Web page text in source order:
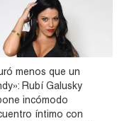
menos que un
Rubí Galusky
incómodo
íntimo con